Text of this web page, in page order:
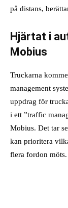
på distans,
Hjärtat i
Mobius
Truckarna
management
uppdrag för
i ett ”traffic
Mobius. Det tar
kan prioritera
flera fordon möts.